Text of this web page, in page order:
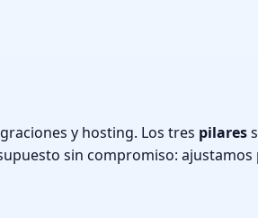
y hosting. Los tres pilares
sin compromiso: